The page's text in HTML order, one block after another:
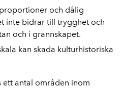
och dålig
inte bidrar till trygghet och
och i grannskapet.
kan skada kulturhistoriska
ett antal områden inom